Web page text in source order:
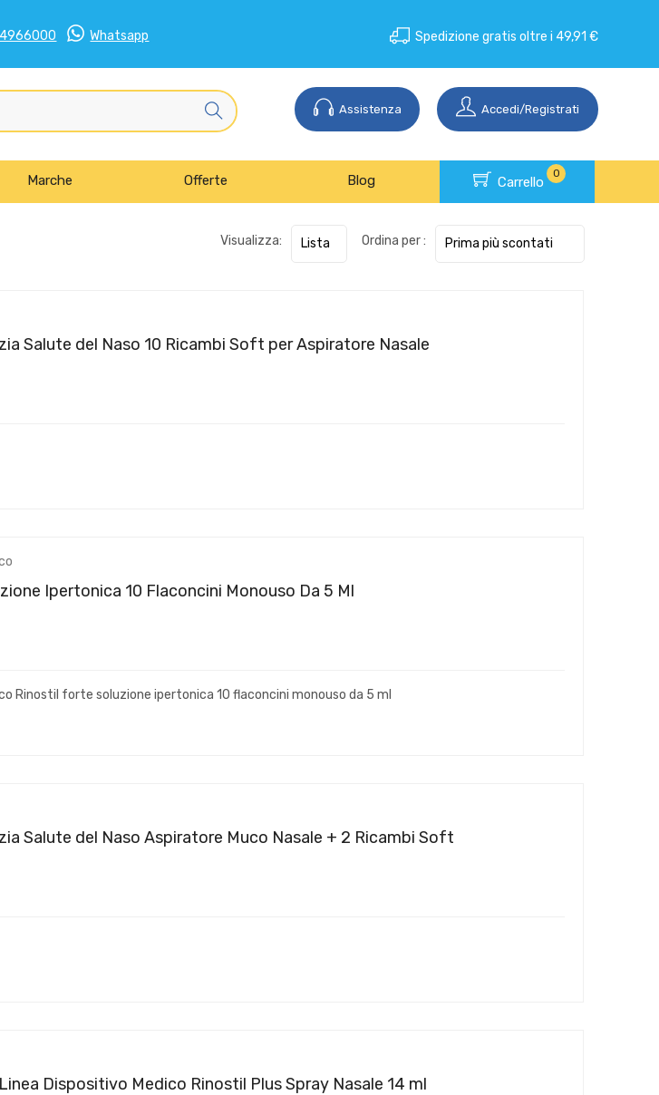
Whatsapp Spedizione gratis oltre i 49,91 €
Assistenza Accedi/Registrati
Marche Offerte Blog Carrello
0
Visualizza: Ordina per :
Salute del Naso 10 Ricambi Soft per Aspiratore Nasale
Ipertonica 10 Flaconcini Monouso Da 5 Ml
Rinostil forte soluzione ipertonica 10 flaconcini monouso da 5 ml
Salute del Naso Aspiratore Muco Nasale + 2 Ricambi Soft
Dispositivo Medico Rinostil Plus Spray Nasale 14 ml